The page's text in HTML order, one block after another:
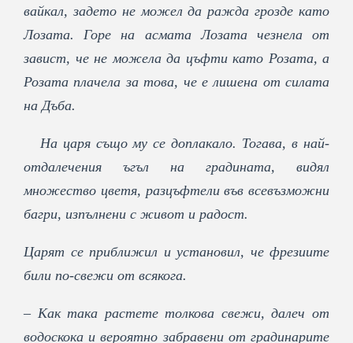
вайкал, задето не можел да ражда грозде като
Лозата. Горе на асмата Лозата чезнела от
завист, че не можела да цъфти като Розата, а
Розата плачела за това, че е лишена от силата
на Дъба.
На царя също му се доплакало. Тогава, в най-
отдалечения ъгъл на градината, видял
множество цветя, разцъфтели във всевъзможни
багри, изпълнени с живот и радост.
Царят се приближил и установил, че фрезиите
били по-свежи от всякога.
– Как така растете толкова свежи, далеч от
водоскока и вероятно забравени от градинарите